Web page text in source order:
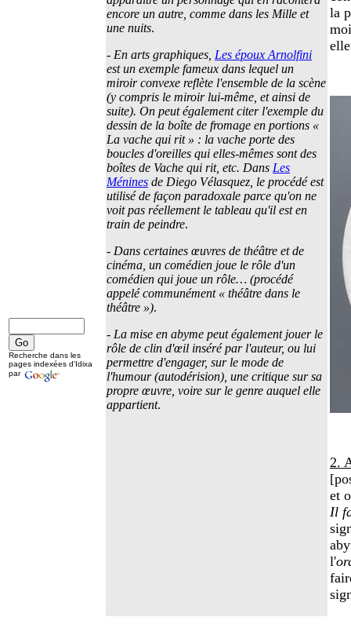
encore un autre, comme dans les Mille et
une nuits.
- En arts graphiques, Les époux Arnolfini
est un exemple fameux dans lequel un
miroir convexe reflète l'ensemble de la scène
(y compris le miroir lui-même, et ainsi de
suite). On peut également citer l'exemple du
dessin de la boîte de fromage en portions «
La vache qui rit » : la vache porte des
boucles d'oreilles qui elles-mêmes sont des
boîtes de Vache qui rit, etc. Dans Les
Ménines de Diego Vélasquez, le procédé est
utilisé de façon paradoxale parce qu'on ne
voit pas réellement le tableau qu'il est en
train de peindre.
- Dans certaines œuvres de théâtre et de
cinéma, un comédien joue le rôle d'un
comédien qui joue un rôle… (procédé
appelé communément « théâtre dans le
théâtre »).
- La mise en abyme peut également jouer le
rôle de clin d'œil inséré par l'auteur, ou lui
permettre d'engager, sur le mode de
l'humour (autodérision), une critique sur sa
propre œuvre, voire sur le genre auquel elle
appartient.
la
2.
et
Il
l'
Recherche dans les
pages indexées d'Idixa
par